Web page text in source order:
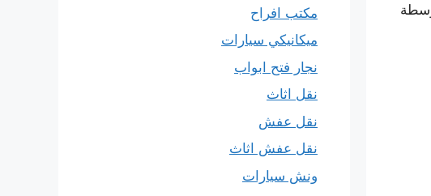
مكتب افراح
ميكانيكي سيارات
نجار فتح ابواب
نقل اثاث
نقل عفش
نقل عفش اثاث
ونش سيارات